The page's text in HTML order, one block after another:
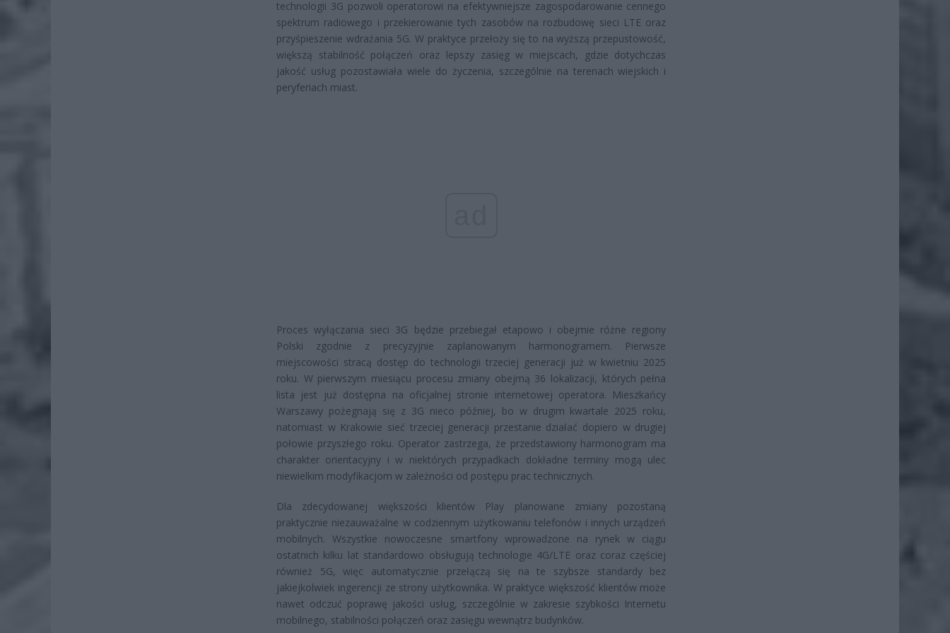
technologii 3G pozwoli operatorowi na efektywniejsze zagospodarowanie cennego
spektrum radiowego i przekierowanie tych zasobów na rozbudowę sieci LTE oraz
przyśpieszenie wdrażania 5G. W praktyce przełoży się to na wyższą przepustowość,
większą stabilność połączeń oraz lepszy zasięg w miejscach, gdzie dotychczas
jakość usług pozostawiała wiele do życzenia, szczególnie na terenach wiejskich i
peryferiach miast.
Proces wyłączania sieci 3G będzie przebiegał etapowo i obejmie różne regiony
Polski zgodnie z precyzyjnie zaplanowanym harmonogramem. Pierwsze
miejscowości stracą dostęp do technologii trzeciej generacji już w kwietniu 2025
roku. W pierwszym miesiącu procesu zmiany obejmą 36 lokalizacji, których pełna
lista jest już dostępna na oficjalnej stronie internetowej operatora. Mieszkańcy
Warszawy pożegnają się z 3G nieco później, bo w drugim kwartale 2025 roku,
natomiast w Krakowie sieć trzeciej generacji przestanie działać dopiero w drugiej
połowie przyszłego roku. Operator zastrzega, że przedstawiony harmonogram ma
charakter orientacyjny i w niektórych przypadkach dokładne terminy mogą ulec
niewielkim modyfikacjom w zależności od postępu prac technicznych.
Dla zdecydowanej większości klientów Play planowane zmiany pozostaną
praktycznie niezauważalne w codziennym użytkowaniu telefonów i innych urządzeń
mobilnych. Wszystkie nowoczesne smartfony wprowadzone na rynek w ciągu
ostatnich kilku lat standardowo obsługują technologie 4G/LTE oraz coraz częściej
również 5G, więc automatycznie przełączą się na te szybsze standardy bez
jakiejkolwiek ingerencji ze strony użytkownika. W praktyce większość klientów może
nawet odczuć poprawę jakości usług, szczególnie w zakresie szybkości Internetu
mobilnego, stabilności połączeń oraz zasięgu wewnątrz budynków.